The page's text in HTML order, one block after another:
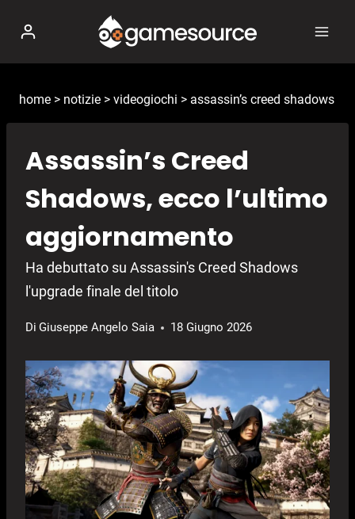
contenuto
home > notizie > videogiochi > assassin’s creed shadows
Assassin’s Creed
Shadows, ecco l’ultimo
aggiornamento
Ha debuttato su Assassin's Creed Shadows
l'upgrade finale del titolo
Di Giuseppe Angelo Saia 18 Giugno 2026